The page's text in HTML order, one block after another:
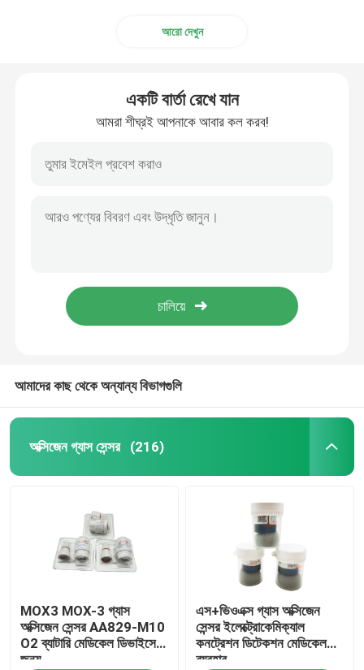
পণ্য
ভিআর শো
আরো দেখুন
একটি বার্তা রেখে যান
আমরা শীঘ্রই আপনাকে আবার কল করব!
আমাদের কাছ থেকে অন্যান্য বিভাগগুলি
অক্সিজেন গ্যাস সেন্সর (216)
MOX3 MOX-3 গ্যাস
অক্সিজেন সেন্সর AA829-M10
O2 ব্যাটারি মেডিকেল ডিভাইসের
জন্য
এস+ভিওএক্স গ্যাস অক্সিজেন
সেন্সর ইলেক্ট্রোকেমিক্যাল
কনট্রেশন ডিটেকশন মেডিকেল
ব্যবহার